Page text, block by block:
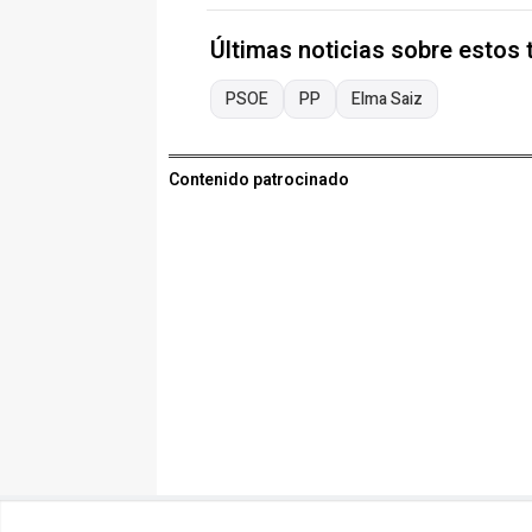
Últimas noticias sobre estos
PSOE PP Elma Saiz
Contenido patrocinado